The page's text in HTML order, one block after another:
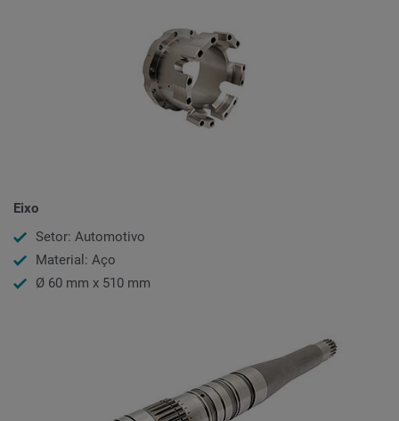
Eixo
Setor: Automotivo
Material: Aço
Ø 60 mm x 510 mm